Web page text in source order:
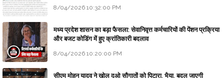
8/04/2026 10:32:00 PM
मध्य प्रदेश शासन का बड़ा फैसला: सेवानिवृत्त कर्मचारियों की पेंशन प्रक्रिया
और बजट कोडिंग में हुए क्रांतिकारी बदलाव
8/04/2026 10:20:00 PM
सीएम मोहन यादव ने खोल दओ सौगातों को पिटारा, भैया, बदल जाएगी